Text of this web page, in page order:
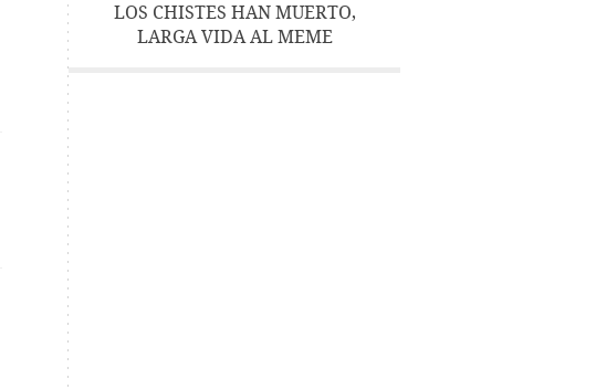
LOS CHISTES HAN MUERTO,
LARGA VIDA AL MEME